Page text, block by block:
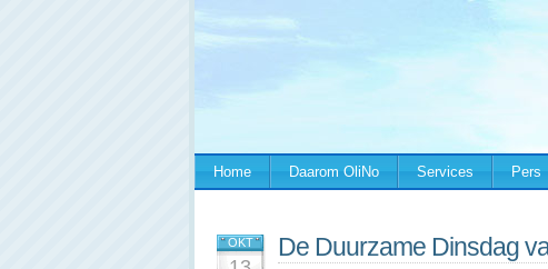
Home Daarom OliNo Services Pers
OKT De Duurzame Dinsdag